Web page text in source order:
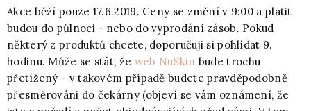
Akce běží pouze 17.6.2019. Ceny se změní v 9:00 a platit
budou do půlnoci - nebo do vyprodání zásob. Pokud
některý z produktů chcete, doporučuji si pohlídat 9.
hodinu. Může se stát, že web NuSkin bude trochu
přetížený - v takovém případě budete pravděpodobně
přesměrováni do čekárny (objeví se vám oznámení, že